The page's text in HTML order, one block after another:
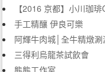
【2016 京都】小川珈
手工精釀 伊良可樂
阿輝牛肉城│全牛精燉涮
三得利烏龍茶試飲會
熊熊工作室